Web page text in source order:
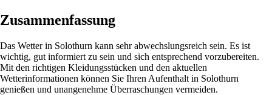
Zusammenfassung
Das Wetter in Solothurn kann sehr abwechslungsreich sein. Es ist
wichtig, gut informiert zu sein und sich entsprechend vorzubereiten.
Mit den richtigen Kleidungsstücken und den aktuellen
Wetterinformationen können Sie Ihren Aufenthalt in Solothurn
genießen und unangenehme Überraschungen vermeiden.